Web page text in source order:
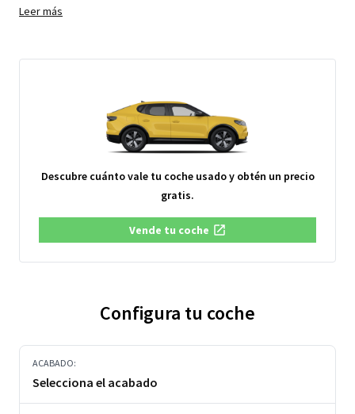
Leer más
Descubre cuánto vale tu coche usado y obtén un precio
gratis.
Vende tu coche
Configura tu coche
ACABADO:
Selecciona el acabado